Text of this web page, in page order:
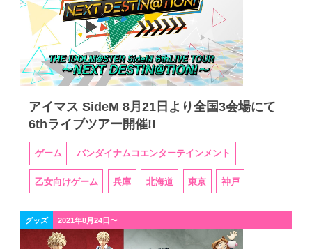
アイマス SideM 8月21日より全国3会場にて
6thライブツアー開催!!
ゲーム バンダイナムコエンターテインメント
乙女向けゲーム 兵庫 北海道 東京 神戸
グッズ 2021年8月24日〜